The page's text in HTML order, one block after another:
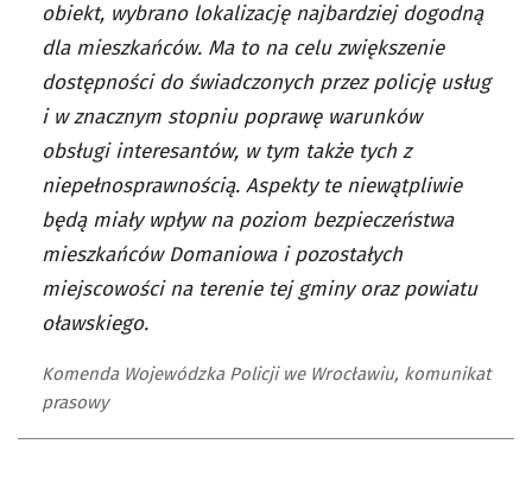
obiekt, wybrano lokalizację najbardziej dogodną
dla mieszkańców. Ma to na celu zwiększenie
dostępności do świadczonych przez policję usług
i w znacznym stopniu poprawę warunków
obsługi interesantów, w tym także tych z
niepełnosprawnością. Aspekty te niewątpliwie
będą miały wpływ na poziom bezpieczeństwa
mieszkańców Domaniowa i pozostałych
miejscowości na terenie tej gminy oraz powiatu
oławskiego.
Komenda Wojewódzka Policji we Wrocławiu, komunikat
prasowy